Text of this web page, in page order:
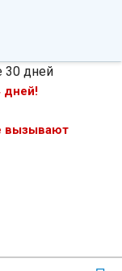
30 дней
дней!
вызывают